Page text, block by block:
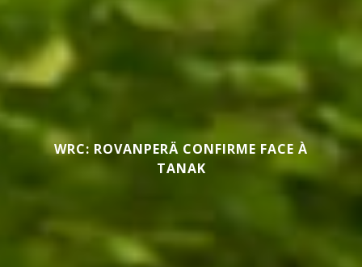
WRC: ROVANPERÄ CONFIRME FACE À
TANAK